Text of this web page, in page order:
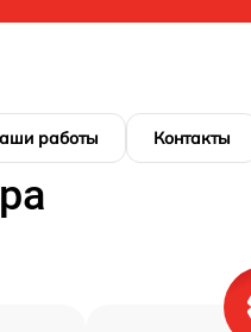
работы Контакты